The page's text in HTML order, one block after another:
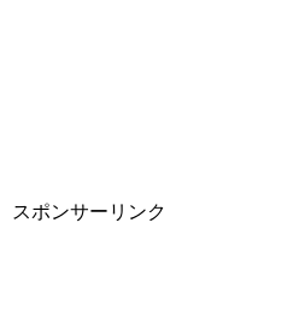
スポンサーリンク